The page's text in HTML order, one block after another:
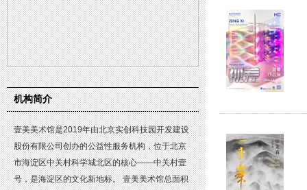
机构简介
壹美美术馆是2019年由北京实创科技园开发建设
股份有限公司创办的公益性服务机构，位于北京
市海淀区中关村科学城北区的核心——中关村壹
号，是海淀区的文化新地标。 壹美美术馆总面积